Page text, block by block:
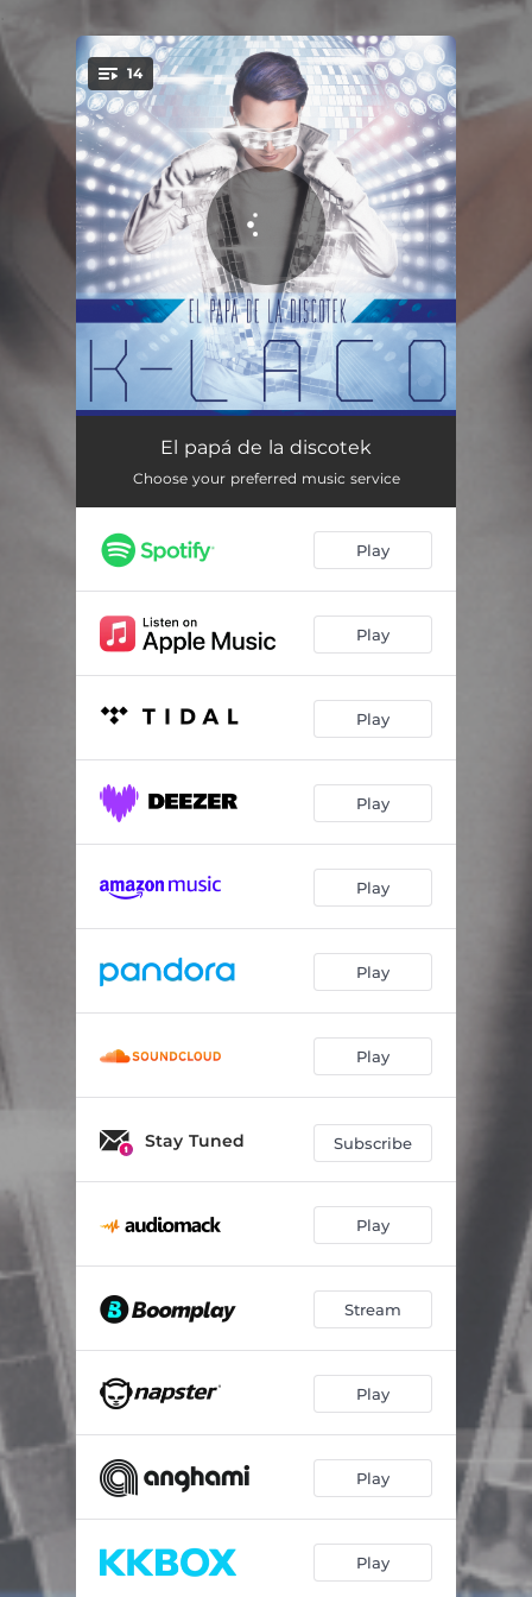
You're all set!
14
Pegados
Reacciona 03:30
Cachondéame 03:52
Reggae Love 04:37
Algo 03:30
Mi Corazón es Tuyo 03:07
Baby Gangsta 03:14
03:37
03:37
Sin Pena 02:46
Tú Eres 02:43
Jaguar de Jade
El papá de la discotek
Choose your preferred music service
Play
Play
Play
Play
Play
Play
Play
Stay Tuned Subscribe
Play
Stream
Play
Play
Play